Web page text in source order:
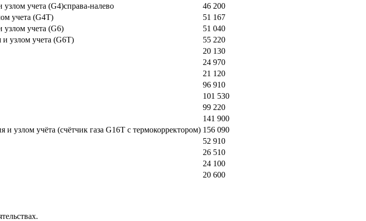
учета (G4)справа-налево
46 200
учета (G4Т)
51 167
учета (G6)
51 040
узлом учета (G6Т)
55 220
20 130
24 970
21 120
96 910
101 530
99 220
141 900
учёта (счётчик газа G16Т с термокорректором) 156 090
52 910
26 510
24 100
20 600